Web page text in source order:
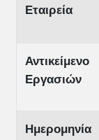
Εταιρεία
Αντικείμενο
Εργασιών
Ημερομηνία